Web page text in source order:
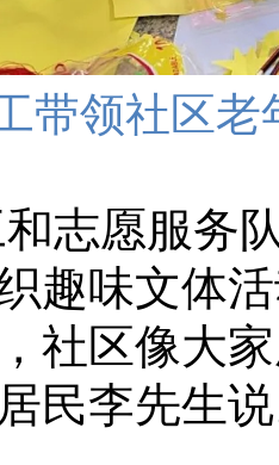
带领社区老
志愿服务
趣味文体
社区像大
民李先生